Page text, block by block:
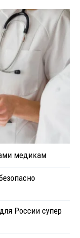
медикам
России супер